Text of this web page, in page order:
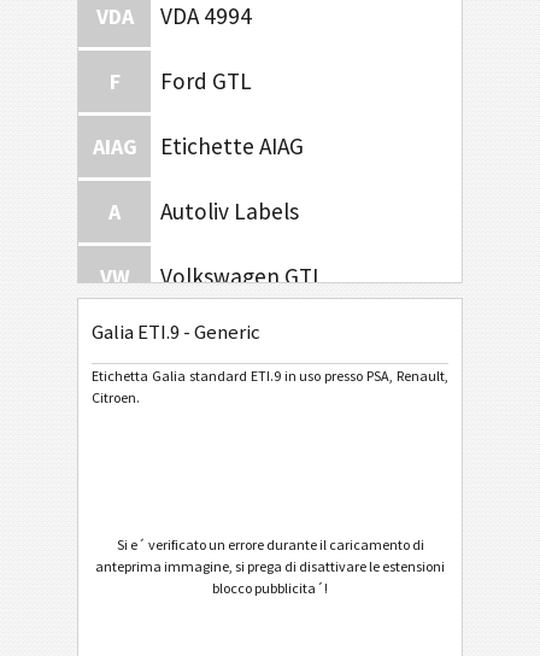
VDA VDA 4994
F Ford GTL
AIAG Etichette AIAG
A Autoliv Labels
VW Volkswagen GTL
GM General Motors
CAT
O Odette
Galia ETI.9 - Generic
Etichetta Galia standard ETI.9 in uso presso PSA, Renault,
Citroen.
Si e´ verificato un errore durante il caricamento di
anteprima immagine, si prega di disattivare le estensioni
blocco pubblicita´!